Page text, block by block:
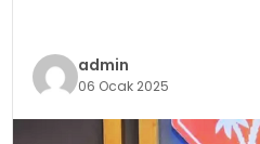
MAGAZIN
SIYASET
admin
06 Ocak 2025